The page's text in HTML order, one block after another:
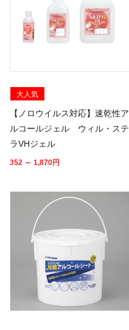
大人気
【ノロウイルス対応】速乾性ア
ルコールジェル ウィル・ステ
ラVHジェル
352 ～ 1,870円